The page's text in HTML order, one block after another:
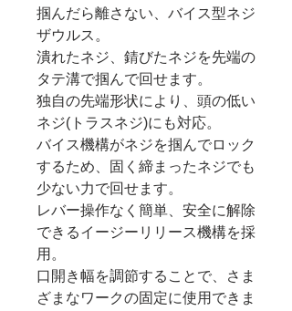
掴んだら離さない、バイス型ネジ
ザウルス。
潰れたネジ、錆びたネジを先端の
タテ溝で掴んで回せます。
独自の先端形状により、頭の低い
ネジ(トラスネジ)にも対応。
バイス機構がネジを掴んでロック
するため、固く締まったネジでも
少ない力で回せます。
レバー操作なく簡単、安全に解除
できるイージーリリース機構を採
用。
口開き幅を調節することで、さま
ざまなワークの固定に使用できま